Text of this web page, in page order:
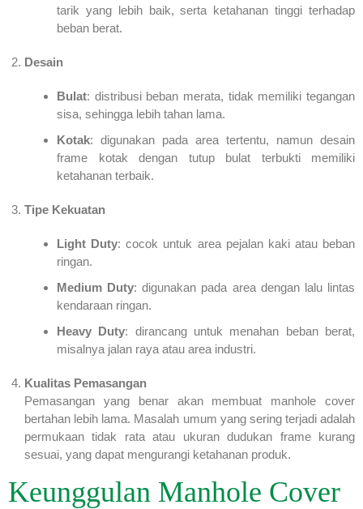
tarik yang lebih baik, serta ketahanan tinggi terhadap
beban berat.
Desain
Bulat: distribusi beban merata, tidak memiliki tegangan
sisa, sehingga lebih tahan lama.
Kotak: digunakan pada area tertentu, namun desain
frame kotak dengan tutup bulat terbukti memiliki
ketahanan terbaik.
Tipe Kekuatan
Light Duty: cocok untuk area pejalan kaki atau beban
ringan.
Medium Duty: digunakan pada area dengan lalu lintas
kendaraan ringan.
Heavy Duty: dirancang untuk menahan beban berat,
misalnya jalan raya atau area industri.
Kualitas Pemasangan
Pemasangan yang benar akan membuat manhole cover
bertahan lebih lama. Masalah umum yang sering terjadi adalah
permukaan tidak rata atau ukuran dudukan frame kurang
sesuai, yang dapat mengurangi ketahanan produk.
Keunggulan Manhole Cover